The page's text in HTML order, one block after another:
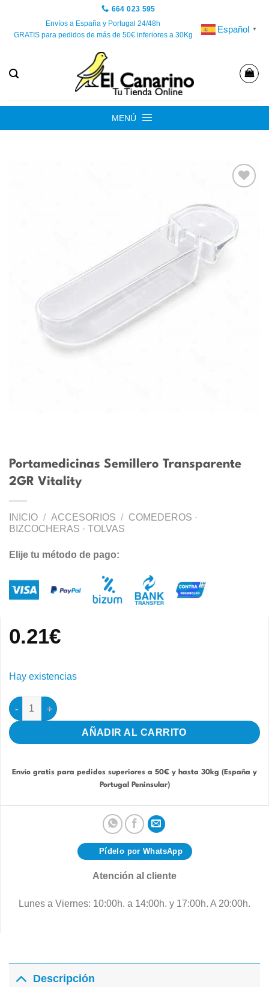
contenido
664 023 595
Envíos a España y Portugal 24/48h
GRATIS para pedidos de más de 50€ inferiores a 30Kg
Español ▼
MENÚ
Añadir
a la
lista de
Portamedicinas Semillero Transparente
2GR Vitality
INICIO / ACCESORIOS / COMEDEROS ·
BIZCOCHERAS · TOLVAS
Elije tu método de pago:
0.21€
Hay existencias
Portamedicinas Semillero Transparente 2GR Vitality cantidad
AÑADIR AL CARRITO
Envío gratis para pedidos superiores a 50€ y hasta 30kg (España y
Portugal Peninsular)
Pídelo por WhatsApp
Atención al cliente
Lunes a Viernes: 10:00h. a 14:00h. y 17:00h. A 20:00h.
Descripción